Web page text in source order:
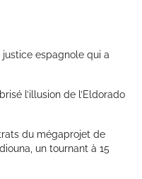
justice espagnole qui a
l’illusion de l’Eldorado
du mégaprojet de
un tournant à 15